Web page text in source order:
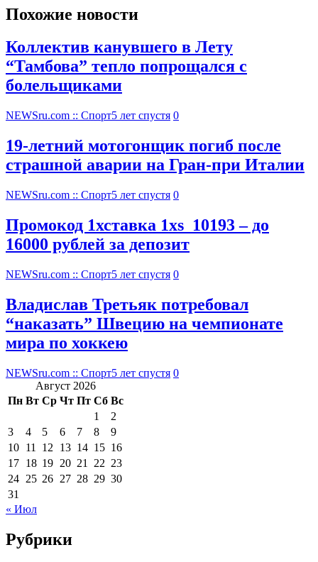
Похожие новости
Коллектив канувшего в Лету
“Тамбова” тепло попрощался с
болельщиками
NEWSru.com :: Спорт5 лет спустя 0
19-летний мотогонщик погиб после
страшной аварии на Гран-при Италии
NEWSru.com :: Спорт5 лет спустя 0
Промокод 1хставка 1xs_10193 – до
16000 рублей за депозит
NEWSru.com :: Спорт5 лет спустя 0
Владислав Третьяк потребовал
“наказать” Швецию на чемпионате
мира по хоккею
NEWSru.com :: Спорт5 лет спустя 0
Август 2026
Пн Вт Ср Чт Пт Сб Вс
1
2
3
4 5 6 7 8
9
10 11 12 13 14 15 16
17 18 19 20 21 22 23
24 25 26 27 28 29 30
31
« Июл
Рубрики